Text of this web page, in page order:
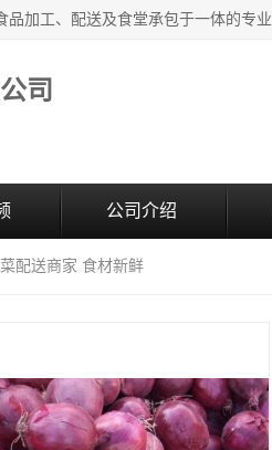
司
公司介绍
配送商家 食材新鲜